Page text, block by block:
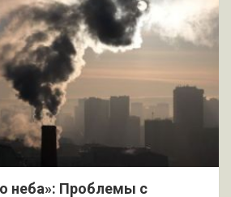
неба»: Проблемы с